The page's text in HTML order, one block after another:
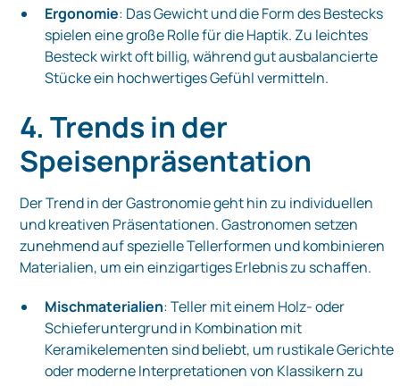
Ergonomie: Das Gewicht und die Form des Bestecks
spielen eine große Rolle für die Haptik. Zu leichtes
Besteck wirkt oft billig, während gut ausbalancierte
Stücke ein hochwertiges Gefühl vermitteln.
4. Trends in der
Speisenpräsentation
Der Trend in der Gastronomie geht hin zu individuellen
und kreativen Präsentationen. Gastronomen setzen
zunehmend auf spezielle Tellerformen und kombinieren
Materialien, um ein einzigartiges Erlebnis zu schaffen.
Mischmaterialien: Teller mit einem Holz- oder
Schieferuntergrund in Kombination mit
Keramikelementen sind beliebt, um rustikale Gerichte
oder moderne Interpretationen von Klassikern zu